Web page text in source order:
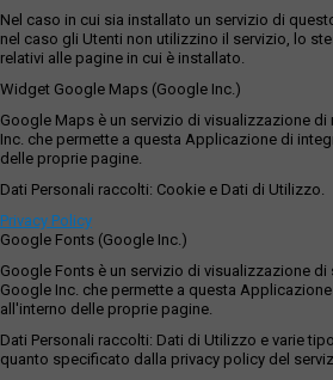
Nel caso in cui sia installato un servizio di
nel caso gli Utenti non utilizzino il servizio, lo
relativi alle pagine in cui è installato.
Widget Google Maps (Google Inc.)
Google Maps è un servizio di visualizzazione
Inc. che permette a questa Applicazione di
delle proprie pagine.
Dati Personali raccolti: Cookie e Dati di Utilizzo.
Privacy Policy
Google Fonts (Google Inc.)
Google Fonts è un servizio di visualizzazione
Google Inc. che permette a questa
all'interno delle proprie pagine.
Dati Personali raccolti: Dati di Utilizzo e varie
quanto specificato dalla privacy policy del